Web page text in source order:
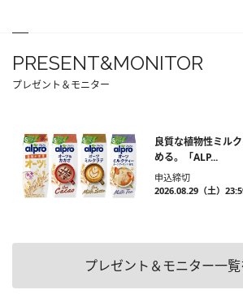
PRESENT&MONITOR
プレゼント＆モニター
良質な植物性ミル
める。「ALP...
申込締切
2026.08.29（土）
プレゼント＆モニター一